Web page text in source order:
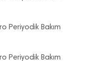
Periyodik Bakım
Periyodik Bakım